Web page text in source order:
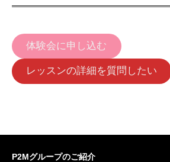
体験会に申し込む
レッスンの詳細を質問したい
P2Mグループのご紹介